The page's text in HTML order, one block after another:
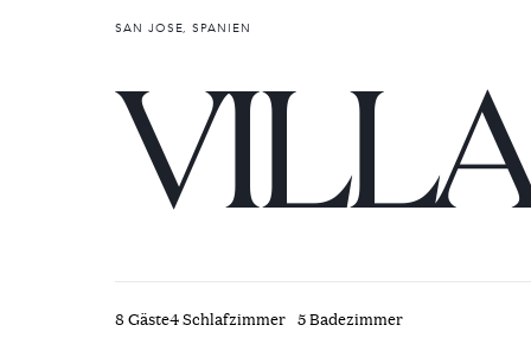
Detailsuche
Gründe mit uns zu buchenÜber uns
Services erklärt
SAN JOSE, SPANIEN
8 Gäste4 Schlafzimmer 5 Badezimmer